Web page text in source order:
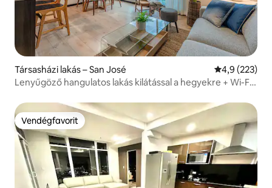
Társasházi lakás – San José Átlagos
4,9 (223)
Lenyűgöző hangulatos lakás kilátással a hegyekre + Wi-Fi
Vendégfavorit
Vendégfavorit